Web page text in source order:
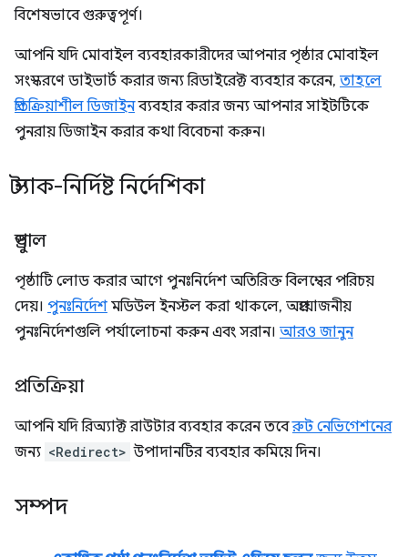
বিশেষভাবে গুরুত্বপূর্ণ।
আপনি যদি মোবাইল ব্যবহারকারীদের আপনার পৃষ্ঠার মোবাইল
সংস্করণে ডাইভার্ট করার জন্য রিডাইরেক্ট ব্যবহার করেন, তাহলে
প্রতিক্রিয়াশীল ডিজাইনব্যবহার করার জন্য আপনার সাইটটিকে
পুনরায় ডিজাইন করার কথা বিবেচনা করুন।
স্ট্যাক-নির্দিষ্ট নির্দেশিকা
ড্রুপাল
পৃষ্ঠাটি লোড করার আগে পুনঃনির্দেশ অতিরিক্ত বিলম্বের পরিচয়
দেয়। পুনঃনির্দেশ মডিউল ইনস্টল করা থাকলে, অপ্রয়োজনীয়
পুনঃনির্দেশগুলি পর্যালোচনা করুন এবং সরান। আরও জানুন
প্রতিক্রিয়া
আপনি যদি রিঅ্যাক্ট রাউটার ব্যবহার করেন তবেরুট নেভিগেশনের
জন্য <Redirect> উপাদানটির ব্যবহার কমিয়ে দিন।
সম্পদ